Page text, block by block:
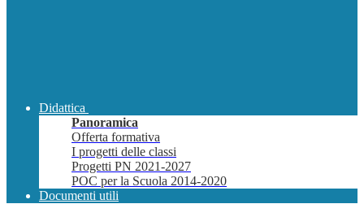
Didattica
Panoramica
Offerta formativa
I progetti delle classi
Progetti PN 2021-2027
POC per la Scuola 2014-2020
Documenti utili